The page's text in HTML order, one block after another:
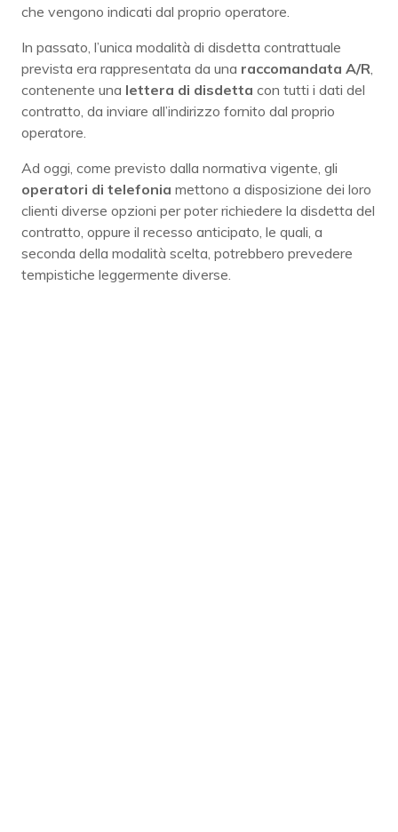
che vengono indicati dal proprio operatore.
In passato, l’unica modalità di disdetta contrattuale
prevista era rappresentata da una raccomandata A/R
contenente una lettera di disdetta con tutti i dati del
contratto, da inviare all’indirizzo fornito dal proprio
operatore.
Ad oggi, come previsto dalla normativa vigente, gli
operatori di telefonia mettono a disposizione dei loro
clienti diverse opzioni per poter richiedere la disdetta del
contratto, oppure il recesso anticipato, le quali, a
seconda della modalità scelta, potrebbero prevedere
tempistiche leggermente diverse.